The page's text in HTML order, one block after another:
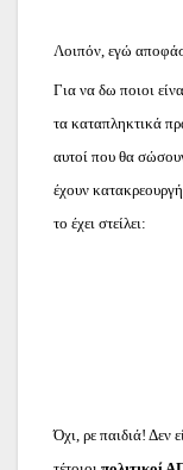
Λοιπόν, εγώ
Για να δω ποιοι
τα καταπληκτικά
αυτοί που θα
έχουν
το έχει στείλει:
Όχι, ρε παιδιά! Δεν